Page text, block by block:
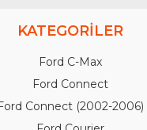
KATEGORİLER
Ford C-Max
Ford Connect
Connect (2002-2006)